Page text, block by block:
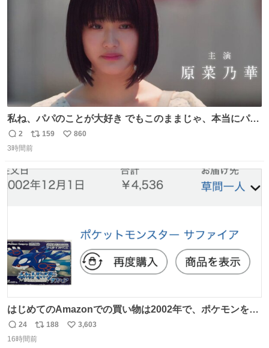
私ね、パパのことが大好き でもこのままじゃ、本当にパパ
を嫌いになっちゃう だから・・・ ドラマ #もうパパ ！😠
本編映像初公開📺 親子の愛ゆえのすれ違いを描くティザー
tver.jp/series/sr504n7… #日10 #ABCテレビ #新ドラマ
10/4（日）スタート🎬
返
信
2
リ
ポ
数
159
い
860
3時間前
はじめてのAmazonでの買い物は2002年で、ポケモンを買
ったようだ 24年前かぁ。
返
信
24
リ
ポ
188
い
3,603
16時間前